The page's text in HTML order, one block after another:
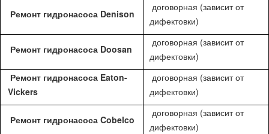
Ремонт гидронасоса Denison
договорная (зависит от
дифектовки)
Ремонт гидронасоса Doosan
договорная (зависит от
дифектовки)
Ремонт гидронасоса Eaton-
Vickers
договорная (зависит от
дифектовки)
Ремонт гидронасоса Cobelco
договорная (зависит от
дифектовки)